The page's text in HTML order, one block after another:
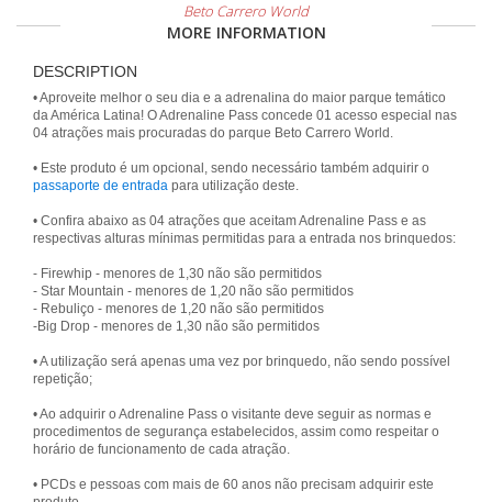
Beto Carrero World
MORE INFORMATION
DESCRIPTION
• Aproveite melhor o seu dia e a adrenalina do maior parque temático
da América Latina! O Adrenaline Pass concede 01 acesso especial nas
04 atrações mais procuradas do parque Beto Carrero World.
• Este produto é um opcional, sendo necessário também adquirir o
passaporte de entrada para utilização deste.
• Confira abaixo as 04 atrações que aceitam Adrenaline Pass e as
respectivas alturas mínimas permitidas para a entrada nos brinquedos:
- Firewhip - menores de 1,30 não são permitidos
- Star Mountain - menores de 1,20 não são permitidos
- Rebuliço - menores de 1,20 não são permitidos
-Big Drop - menores de 1,30 não são permitidos
• A utilização será apenas uma vez por brinquedo, não sendo possível
repetição;
• Ao adquirir o Adrenaline Pass o visitante deve seguir as normas e
procedimentos de segurança estabelecidos, assim como respeitar o
horário de funcionamento de cada atração.
• PCDs e pessoas com mais de 60 anos não precisam adquirir este